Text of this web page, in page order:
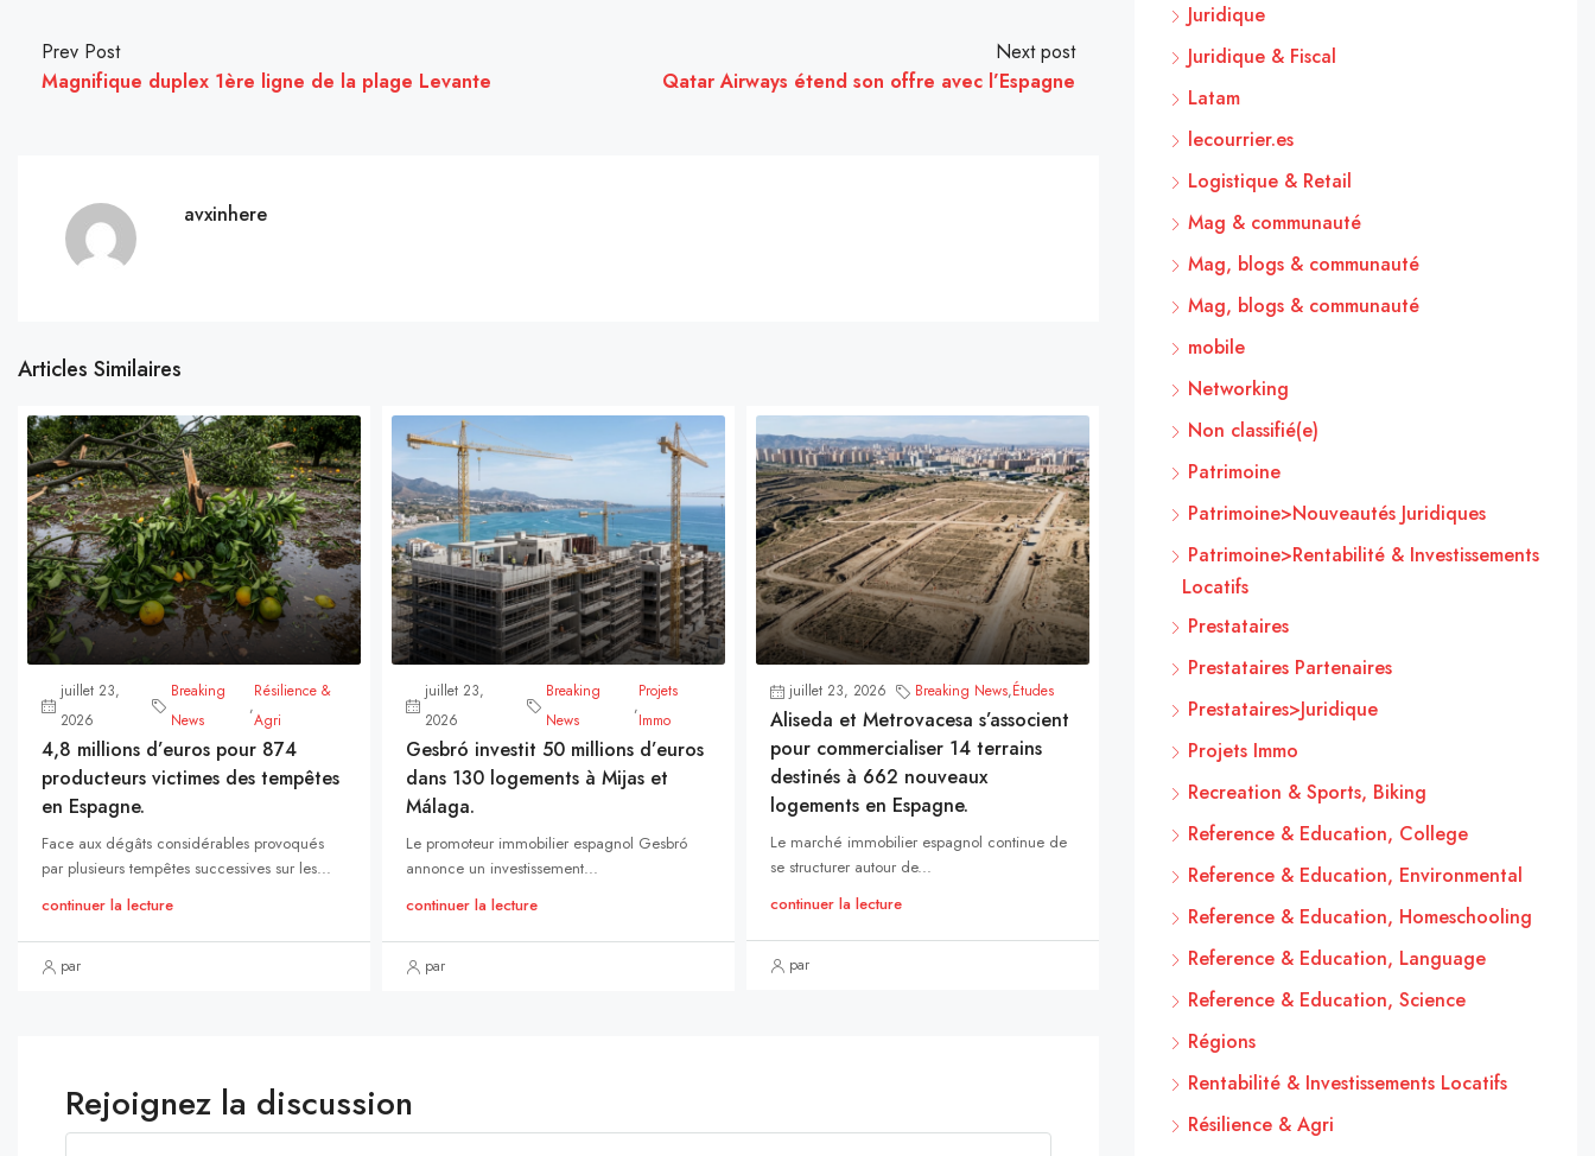
Prev Post
Magnifique duplex 1ère ligne de la plage Levante
Next post
Qatar Airways étend son offre avec l’Espagne
avxinhere
Articles Similaires
juillet 23,
2026
Breaking
News
,
Résilience &
Agri
4,8 millions d’euros pour 874
producteurs victimes des tempêtes
en Espagne.
Face aux dégâts considérables provoqués
par plusieurs tempêtes successives sur les...
continuer la lecture
par
juillet 23,
2026
Breaking
News
,
Projets
Immo
Gesbró investit 50 millions d’euros
dans 130 logements à Mijas et
Málaga.
Le promoteur immobilier espagnol Gesbró
annonce un investissement...
continuer la lecture
par
juillet 23, 2026 Breaking News,Études
Aliseda et Metrovacesa s’associent
pour commercialiser 14 terrains
destinés à 662 nouveaux
logements en Espagne.
Le marché immobilier espagnol continue de
se structurer autour de...
continuer la lecture
par
Rejoignez la discussion
Juridique
Juridique & Fiscal
Latam
lecourrier.es
Logistique & Retail
Mag & communauté
Mag, blogs & communauté
Mag, blogs & communauté
mobile
Networking
Non classifié(e)
Patrimoine
Patrimoine>Nouveautés Juridiques
Patrimoine>Rentabilité & Investissements
Locatifs
Prestataires
Prestataires Partenaires
Prestataires>Juridique
Projets Immo
Recreation & Sports, Biking
Reference & Education, College
Reference & Education, Environmental
Reference & Education, Homeschooling
Reference & Education, Language
Reference & Education, Science
Régions
Rentabilité & Investissements Locatifs
Résilience & Agri